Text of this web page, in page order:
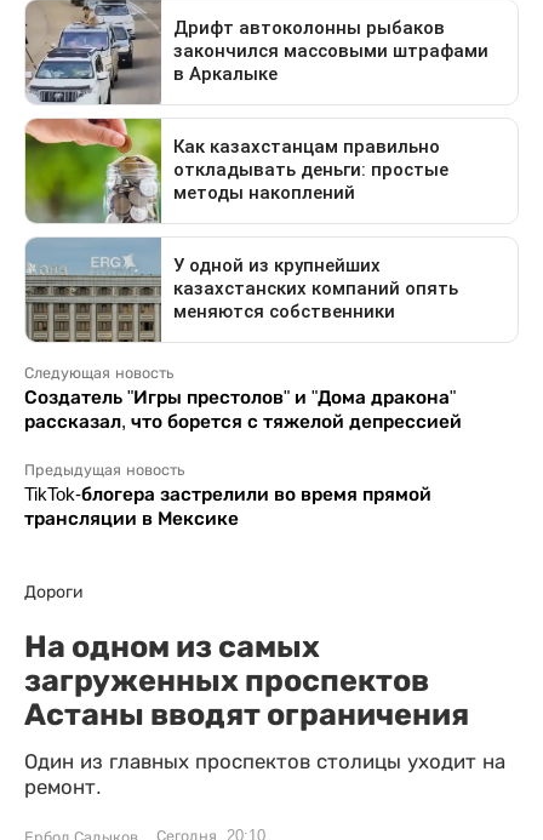
Следующая новость
Создатель "Игры престолов" и "Дома дракона"
рассказал, что борется с тяжелой депрессией
Предыдущая новость
TikTok-блогера застрелили во время прямой
трансляции в Мексике
Дороги
На одном из самых
загруженных проспектов
Астаны вводят ограничения
Один из главных проспектов столицы уходит на
ремонт.
Сегодня, 20:10